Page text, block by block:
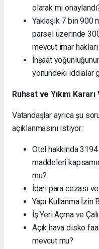
olarak mı
Yaklaşık 7 bin 900
parsel üzerinde
mevcut imar
İnşaat
yönündeki iddialar
Ruhsat ve Yıkım Kararı
Vatandaşlar ayrıca şu
açıklanmasını istiyor:
Otel hakkında
maddeleri
mu?
İdari para cezası
Yapı Kullanma İzin
İş Yeri Açma ve
Açık hava disko
mevcut mu?